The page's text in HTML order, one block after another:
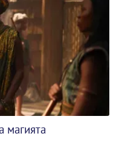
магията